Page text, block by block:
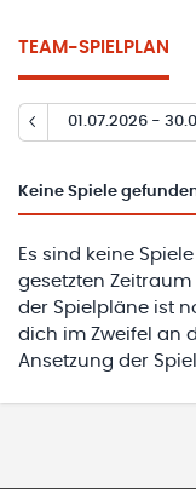
TEAM-SPIELPLAN
01.07.2026 -
Keine Spiele
Es sind keine
gesetzten
der Spielpläne ist
dich im Zweifel an
Ansetzung der